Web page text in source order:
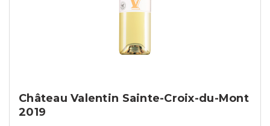
Château Valentin Sainte-Croix-du-Mont
2019